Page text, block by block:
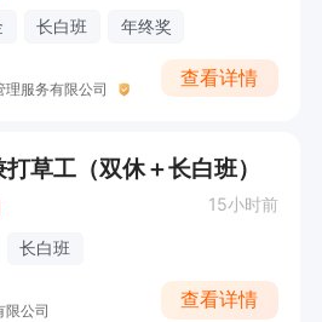
长白班 年终奖
理服务有限公司
查看详情
草工（双休＋长白班）
15小时前
长白班
限公司
查看详情